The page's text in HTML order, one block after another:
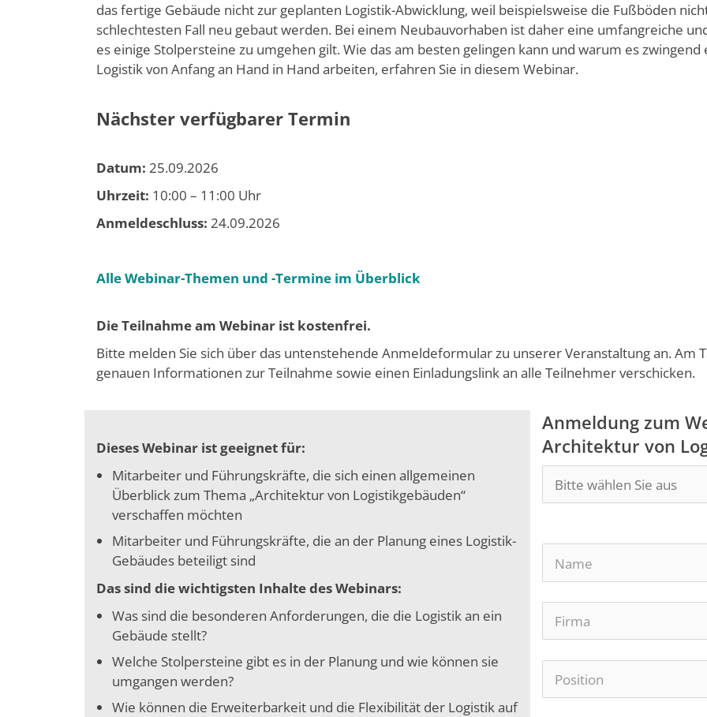
das fertige Gebäude nicht zur geplanten Logistik-Abwicklung, weil beispielsweise die Fußböden
schlechtesten Fall neu gebaut werden. Bei einem Neubauvorhaben ist daher eine umfangreiche
es einige Stolpersteine zu umgehen gilt. Wie das am besten gelingen kann und warum es
Logistik von Anfang an Hand in Hand arbeiten, erfahren Sie in diesem Webinar.
Nächster verfügbarer Termin
Datum: 25.09.2026
Uhrzeit: 10:00 – 11:00 Uhr
Anmeldeschluss: 24.09.2026
Alle Webinar-Themen und -Termine im Überblick
Die Teilnahme am Webinar ist kostenfrei.
Bitte melden Sie sich über das untenstehende Anmeldeformular zu unserer Veranstaltung an. Am
genauen Informationen zur Teilnahme sowie einen Einladungslink an alle Teilnehmer verschicken.
Dieses Webinar ist geeignet für:
Mitarbeiter und Führungskräfte, die sich einen allgemeinen
Überblick zum Thema „Architektur von Logistikgebäuden“
verschaffen möchten
Mitarbeiter und Führungskräfte, die an der Planung eines Logistik-
Gebäudes beteiligt sind
Das sind die wichtigsten Inhalte des Webinars:
Was sind die besonderen Anforderungen, die die Logistik an ein
Gebäude stellt?
Welche Stolpersteine gibt es in der Planung und wie können sie
umgangen werden?
Wie können die Erweiterbarkeit und die Flexibilität der Logistik auf
Anmeldung zum
Architektur von